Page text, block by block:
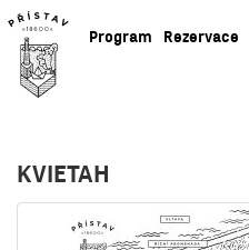
Program Rezervace
KVIETAH